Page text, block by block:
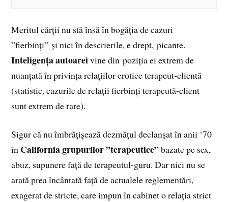
Meritul cărții nu stă însă în bogăția de cazuri
”fierbinți” și nici în descrierile, e drept, picante.
Inteligența autoareivine din poziția ei extrem de
nuanțată în privința relațiilor erotice terapeut-clientă
(statistic, cazurile de relații fierbinți terapeută-client
sunt extrem de rare).
Sigur că nu îmbrățișează dezmățul declanșat în anii ‘70
în California grupurilor ”terapeutice”bazate pe sex,
abuz, supunere față de terapeutul-guru. Dar nici nu se
arată prea încântată față de actualele reglementări,
exagerat de stricte, care impun în cabinet o relația strict